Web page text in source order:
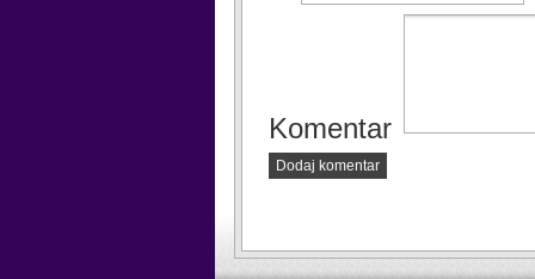
Komentar
Dodaj komentar